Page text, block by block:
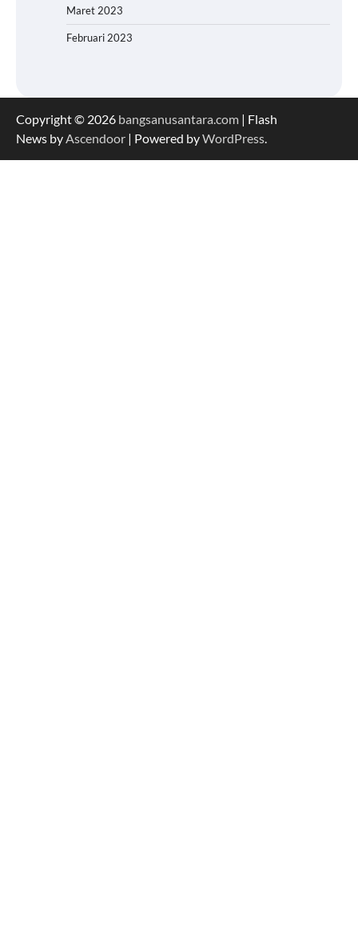
Maret 2023
Februari 2023
Copyright © 2026 bangsanusantara.com | Flash
News by Ascendoor | Powered byWordPress